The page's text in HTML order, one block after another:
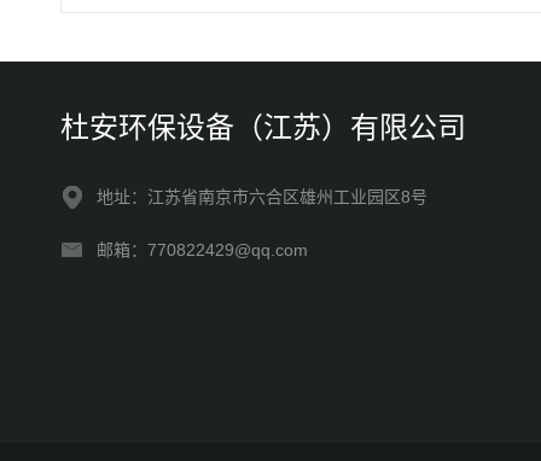
杜安环保设备（江苏）有限公司
地址：江苏省南京市六合区雄州工业园区8号
邮箱：770822429@qq.com